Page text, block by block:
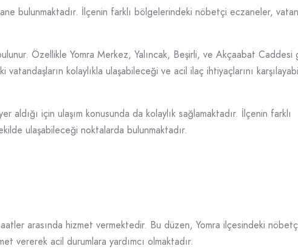
bulunmaktadır. İlçenin farklı bölgelerindeki nöbetçi eczaneler,
Özellikle Yomra Merkez, Yalıncak, Beşirli, ve Akçaabat Caddesi
kolaylıkla ulaşabileceği ve acil ilaç ihtiyaçlarını
için ulaşım konusunda da kolaylık sağlamaktadır. İlçenin farklı
ulaşabileceği noktalarda bulunmaktadır.
arasında hizmet vermektedir. Bu düzen, Yomra ilçesindeki
acil durumlara yardımcı olmaktadır.